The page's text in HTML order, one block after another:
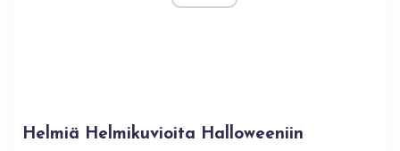
Helmiä Helmikuvioita Halloweeniin